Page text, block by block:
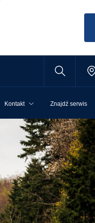
Kontakt Znajdź serwis